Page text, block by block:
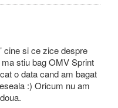
cine si ce zice despre
stiu bag OMV Sprint
o data cand am bagat
:) Oricum nu am